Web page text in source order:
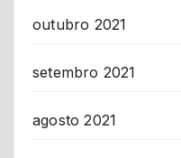
outubro 2021
setembro 2021
agosto 2021